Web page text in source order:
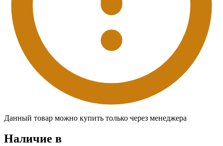
Данный товар можно купить только через менеджера
Наличие в